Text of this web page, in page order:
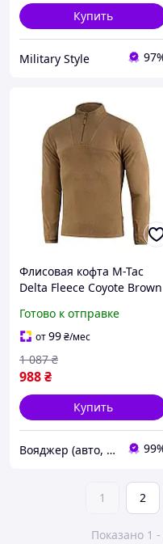
Купить
Military Style
Флисовая кофта M-Tac
Delta Fleece Coyote Brown
большой палец 2XL 7000-
VO
Готово к отправке
от99₴/мес
988₴
1 087 ₴
Купить
Вояджер (авто, туризм, спорт)
1 2
Показано 1